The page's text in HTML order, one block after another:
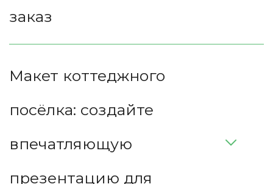
заказ
Макет коттеджного
посёлка: создайте
впечатляющую
презентацию для